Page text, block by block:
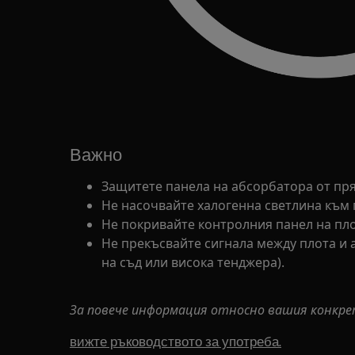
Важно
Защитете панела на абсорбатора от
Не насочвайте халогенна светлина
Не покривайте контролния панел на
Не прекъсвайте сигнала между плота
на съд или висока тенджера).
За повече информация относно вашия
вижте ръководството за употреба.